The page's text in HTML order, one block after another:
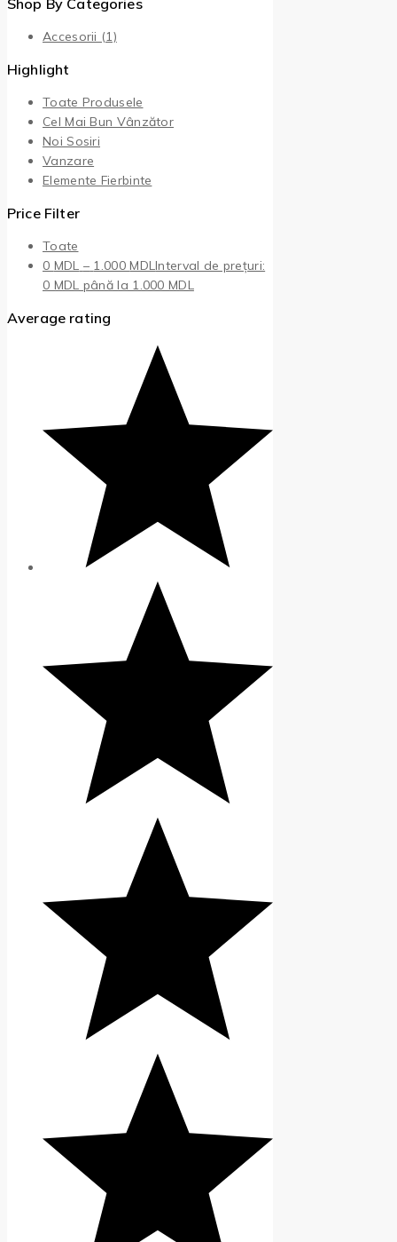
Shop By Categories
Accesorii (1)
Highlight
Toate Produsele
Cel Mai Bun Vânzător
Noi Sosiri
Vanzare
Elemente Fierbinte
Price Filter
Toate
0 MDL – 1.000MDLInterval de prețuri:
0 MDL până la 1.000 MDL
Average rating